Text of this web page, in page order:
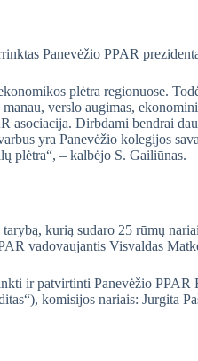
Panevėžio PPAR
plėtra regionuose.
verslo augimas,
asociacija. Dirbdami bendrai
yra Panevėžio kolegijos
plėtra“, – kalbėjo S. Gailiūnas.
kurią sudaro 25 rūmų
vadovaujantis Visvaldas
ir patvirtinti Panevėžio
komisijos nariais: Jurgita